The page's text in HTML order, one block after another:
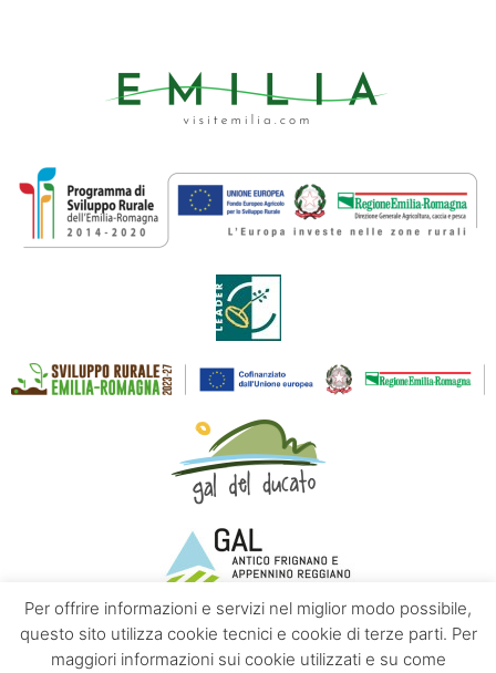
Per offrire informazioni e servizi nel miglior modo possibile,
questo sito utilizza cookie tecnici e cookie di terze parti. Per
maggiori informazioni sui cookie utilizzati e su come